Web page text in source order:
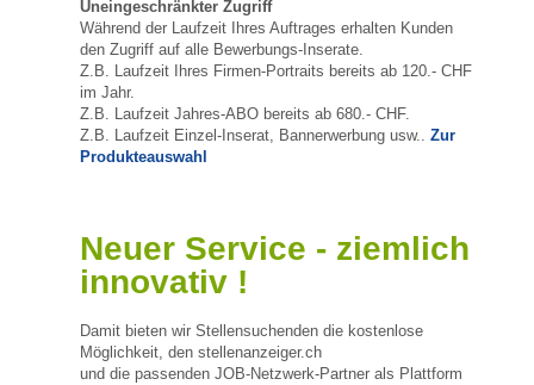
Uneingeschränkter Zugriff
Während der Laufzeit Ihres Auftrages erhalten Kunden
den Zugriff auf alle Bewerbungs-Inserate.
Z.B. Laufzeit Ihres Firmen-Portraits bereits ab 120.- CHF
im Jahr.
Z.B. Laufzeit Jahres-ABO bereits ab 680.- CHF.
Z.B. Laufzeit Einzel-Inserat, Bannerwerbung usw.. Zur
Produkteauswahl
Neuer Service - ziemlich
innovativ !
Damit bieten wir Stellensuchenden die kostenlose
Möglichkeit, den stellenanzeiger.ch
und die passenden JOB-Netzwerk-Partner als Plattform